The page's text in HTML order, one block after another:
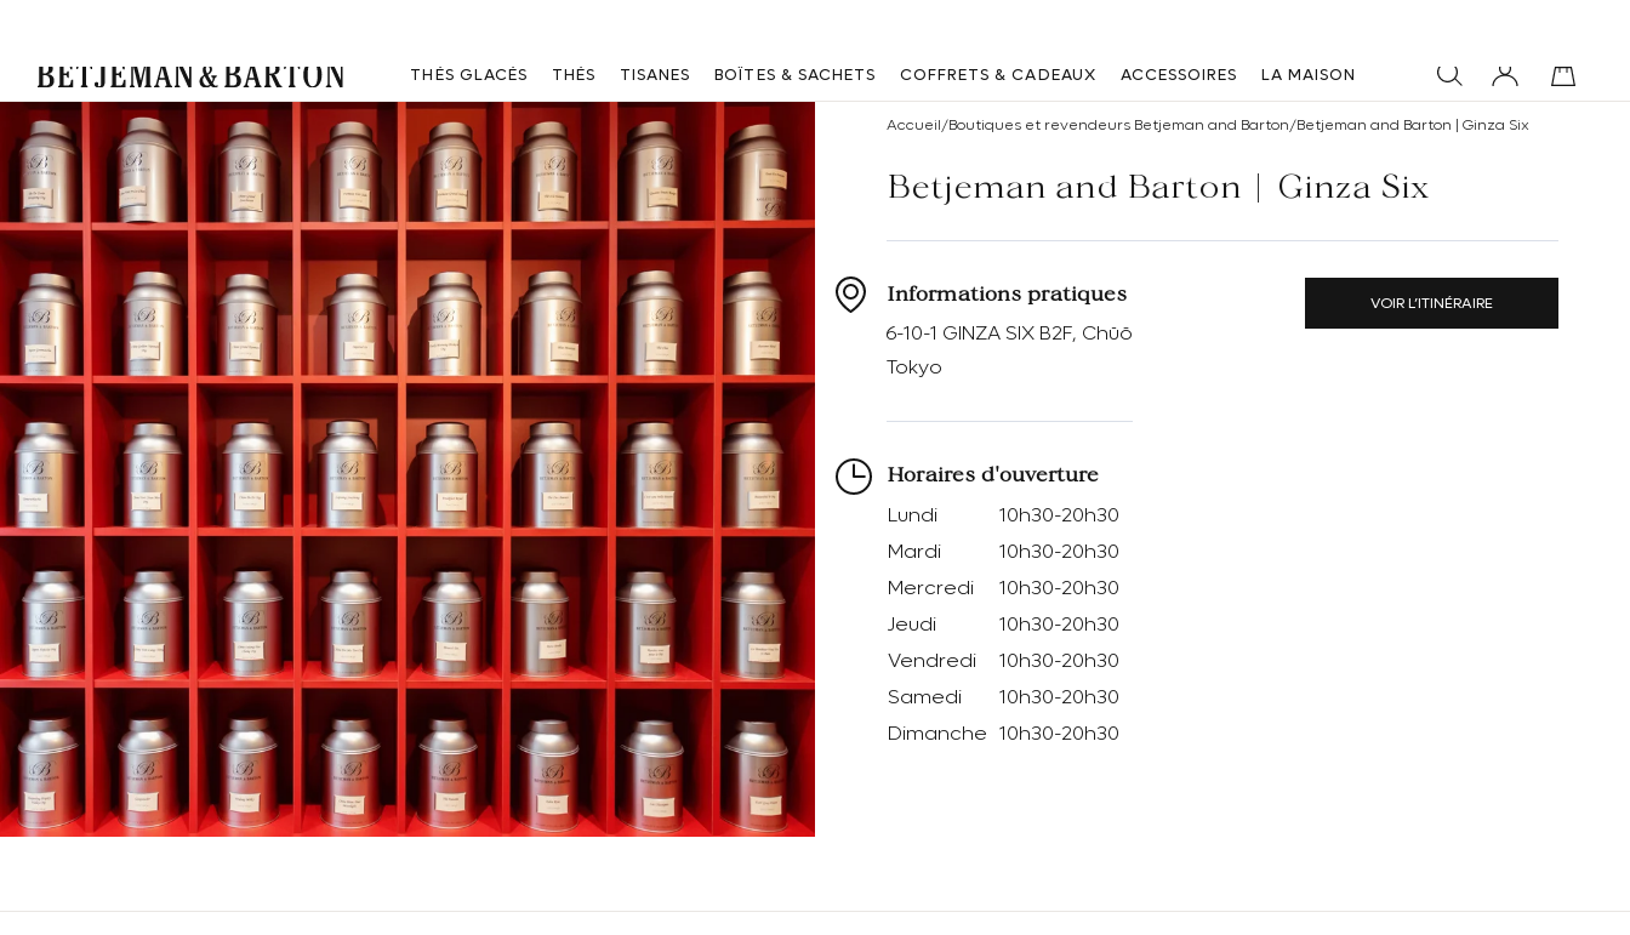
THÉS GLACÉS THÉS TISANES BOÎTES & SACHETS COFFRETS & CADEAUX ACCESSOIRES LA MAISON
Accueil/Boutiques et revendeurs Betjeman and Barton/Betjeman and Barton | Ginza Six
Betjeman and Barton | Ginza Six
Informations pratiques
6-10-1 GINZA SIX B2F, Chūō
Tokyo
Horaires d'ouverture
Lundi
10h30-20h30
Mardi
10h30-20h30
Mercredi
10h30-20h30
Jeudi
10h30-20h30
Vendredi
10h30-20h30
Samedi
10h30-20h30
Dimanche
10h30-20h30
VOIR L’ITINÉRAIRE